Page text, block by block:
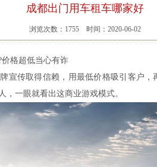
成都出门用车租车哪家好
浏览次数： 1755 时间：2020-06-02
价格超低当心有诈
宣传取得信赖，用最低价格吸引客户
，一眼就看出这商业游戏模式。